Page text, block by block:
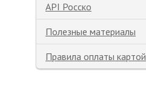
API Росско
Полезные материалы
Правила оплаты картой